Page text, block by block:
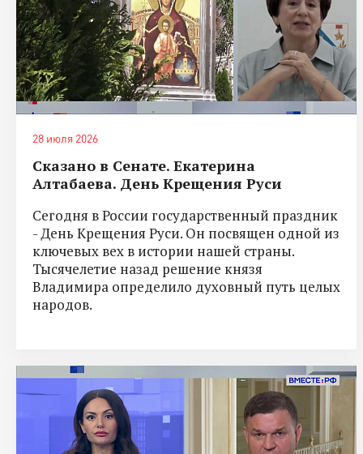
28 июля 2026
Сказано в Сенате. Екатерина
Алтабаева. День Крещения Руси
Сегодня в России государственный праздник
- День Крещения Руси. Он посвящен одной из
ключевых вех в истории нашей страны.
Тысячелетие назад решение князя
Владимира определило духовный путь целых
народов.